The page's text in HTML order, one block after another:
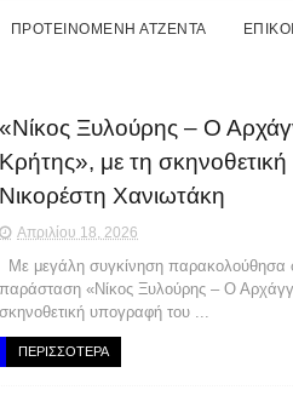
ΠΡΟΤΕΙΝΟΜΕΝΗ ΑΤΖΕΝΤΑ
«Νίκος Ξυλούρης – Ο
Κρήτης», με τη
Νικορέστη Χανιωτάκη
Απριλίου 18, 2026
Με μεγάλη συγκίνηση παρακολούθησα
παράσταση «Νίκος Ξυλούρης – Ο
σκηνοθετική υπογραφή του ...
ΠΕΡΙΣΣΟΤΕΡΑ